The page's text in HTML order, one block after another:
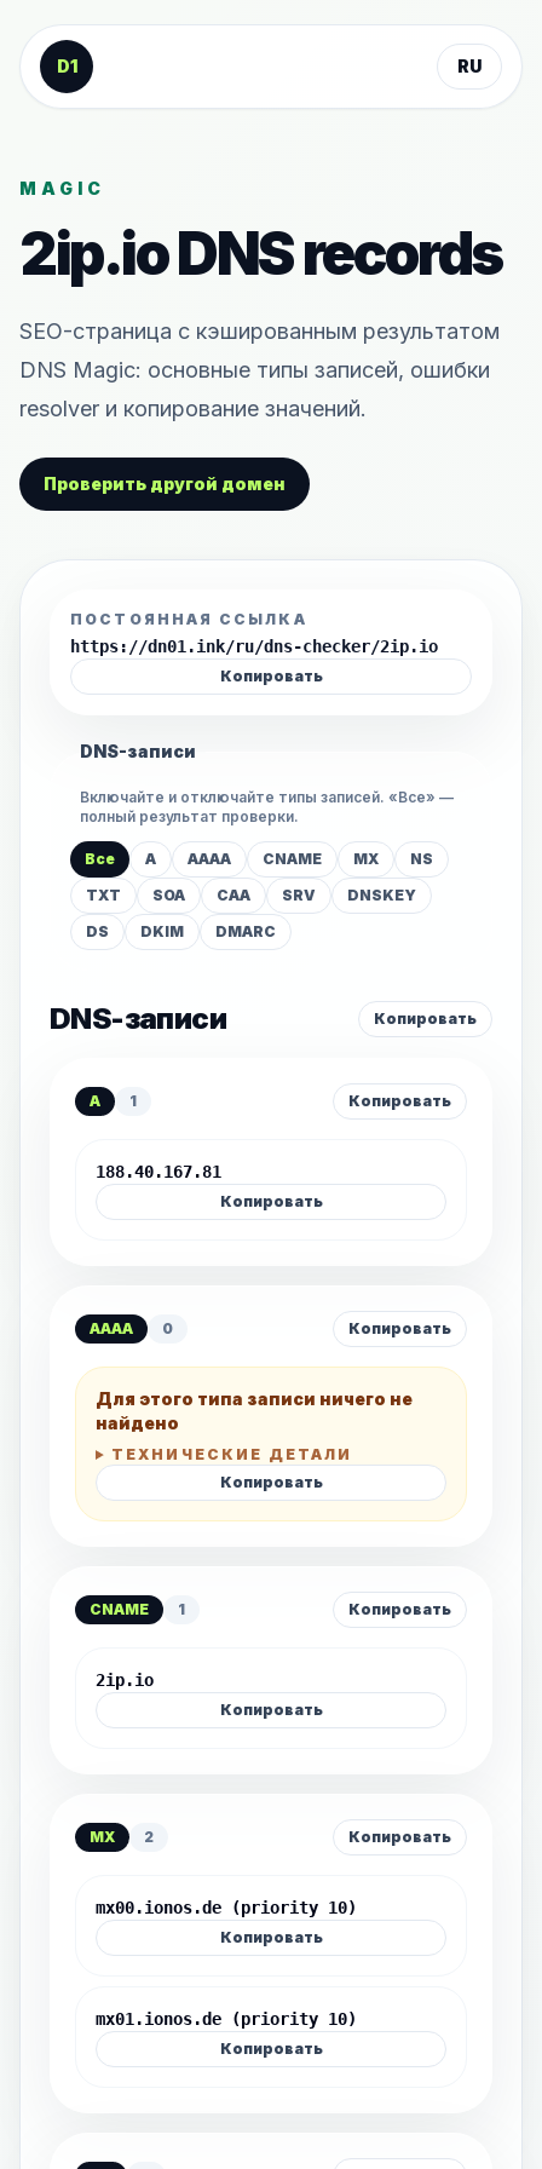
К содержанию
D1
RU
MAGIC
2ip.ioDNS records
SEO-страница с кэшированным результатом
DNS Magic: основные типы записей, ошибки
resolver и копирование значений.
Проверить другой домен
ПОСТОЯННАЯ ССЫЛКА
https://dn01.ink/ru/dns-checker/2ip.io
Копировать
DNS-записи
Включайте и отключайте типы записей. «Все» —
полный результат проверки.
Все A AAAA CNAME MX
NS
TXT
SOA CAA SRV
DNSKEY
DS
DKIM DMARC
DNS-записи Копировать
A 1 Копировать
188.40.167.81
Копировать
AAAA 0 Копировать
Для этого типа записи ничего не
найдено
ТЕХНИЧЕСКИЕ ДЕТАЛИ
Копировать
CNAME 1 Копировать
2ip.io
Копировать
MX 2 Копировать
mx00.ionos.de (priority 10)
Копировать
mx01.ionos.de (priority 10)
Копировать